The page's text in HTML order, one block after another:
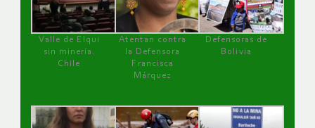
Valle de Elqui
sin minería.
Chile
Atentan contra
la Defensora
Francisca
Márquez
Defensoras de
Bolivia